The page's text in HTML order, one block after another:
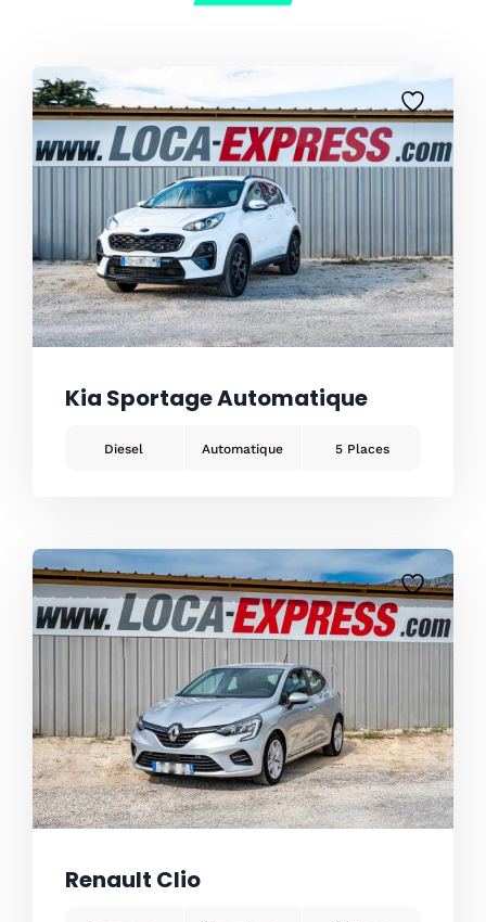
Kia Sportage Automatique
Diesel Automatique 5
Renault Clio